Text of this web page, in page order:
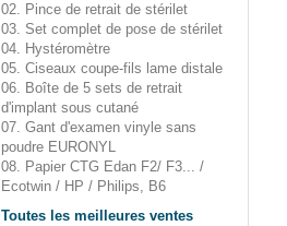
02. Pince de retrait de stérilet
03. Set complet de pose de stérilet
04. Hystéromètre
05. Ciseaux coupe-fils lame distale
06. Boîte de 5 sets de retrait
d'implant sous cutané
07. Gant d'examen vinyle sans
poudre EURONYL
08. Papier CTG Edan F2/ F3... /
Ecotwin / HP / Philips, B6
Toutes les meilleures ventes